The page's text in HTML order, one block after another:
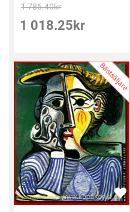
1 786.40kr
1 018.25 kr
Bästsäljare